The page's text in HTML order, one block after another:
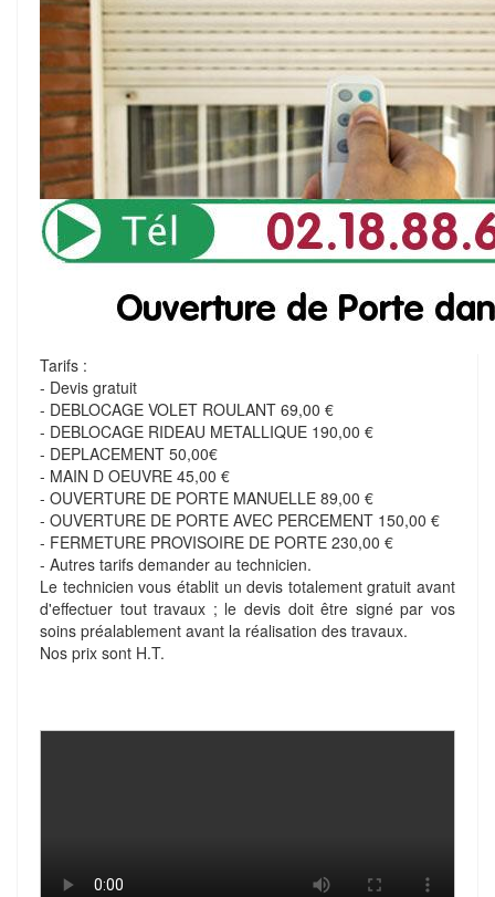
Tarifs :
- Devis gratuit
- DEBLOCAGE VOLET ROULANT 69,00 €
- DEBLOCAGE RIDEAU METALLIQUE 190,00 €
- DEPLACEMENT 50,00€
- MAIN D OEUVRE 45,00 €
- OUVERTURE DE PORTE MANUELLE 89,00 €
- OUVERTURE DE PORTE AVEC PERCEMENT 150,00 €
- FERMETURE PROVISOIRE DE PORTE 230,00 €
- Autres tarifs demander au technicien.
Le technicien vous établit un devis totalement gratuit avant
d'effectuer tout travaux ; le devis doit être signé par vos
soins préalablement avant la réalisation des travaux.
Nos prix sont H.T.